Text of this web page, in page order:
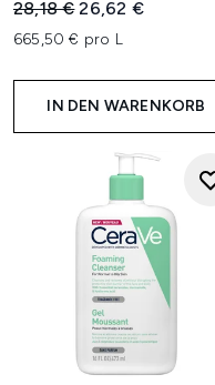
Unverbindliche
28,18 €Aktueller Preis:
26,62 €
665,50 € pro L
IN DEN WARENKORB